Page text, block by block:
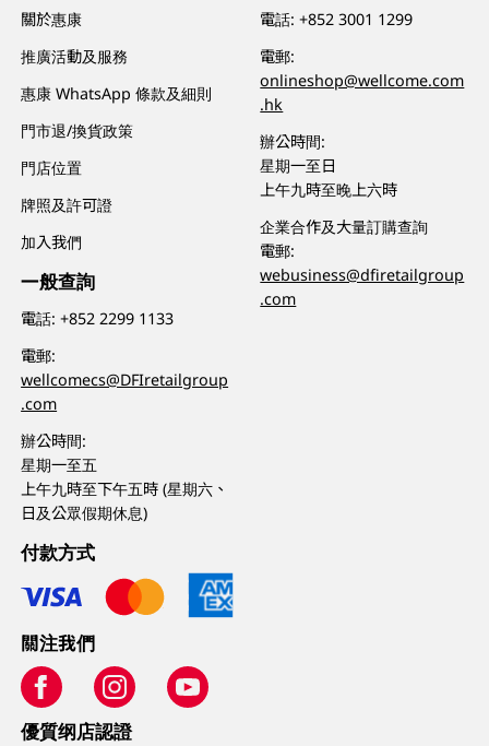
關於惠康
推廣活動及服務
惠康 WhatsApp 條款及細則
門市退/換貨政策
門店位置
牌照及許可證
加入我們
一般查詢
電話:+852 2299 1133
電郵:
wellcomecs@DFIretailgroup
.com
辦公時間:
星期一至五
上午九時至下午五時 (星期六、
日及公眾假期休息)
電話:+852 3001 1299
電郵:
onlineshop@wellcome.com
.hk
辦公時間:
星期一至日
上午九時至晚上六時
企業合作及大量訂購查詢
電郵:
webusiness@dfiretailgroup
.com
付款方式
關注我們
優質纲店認證